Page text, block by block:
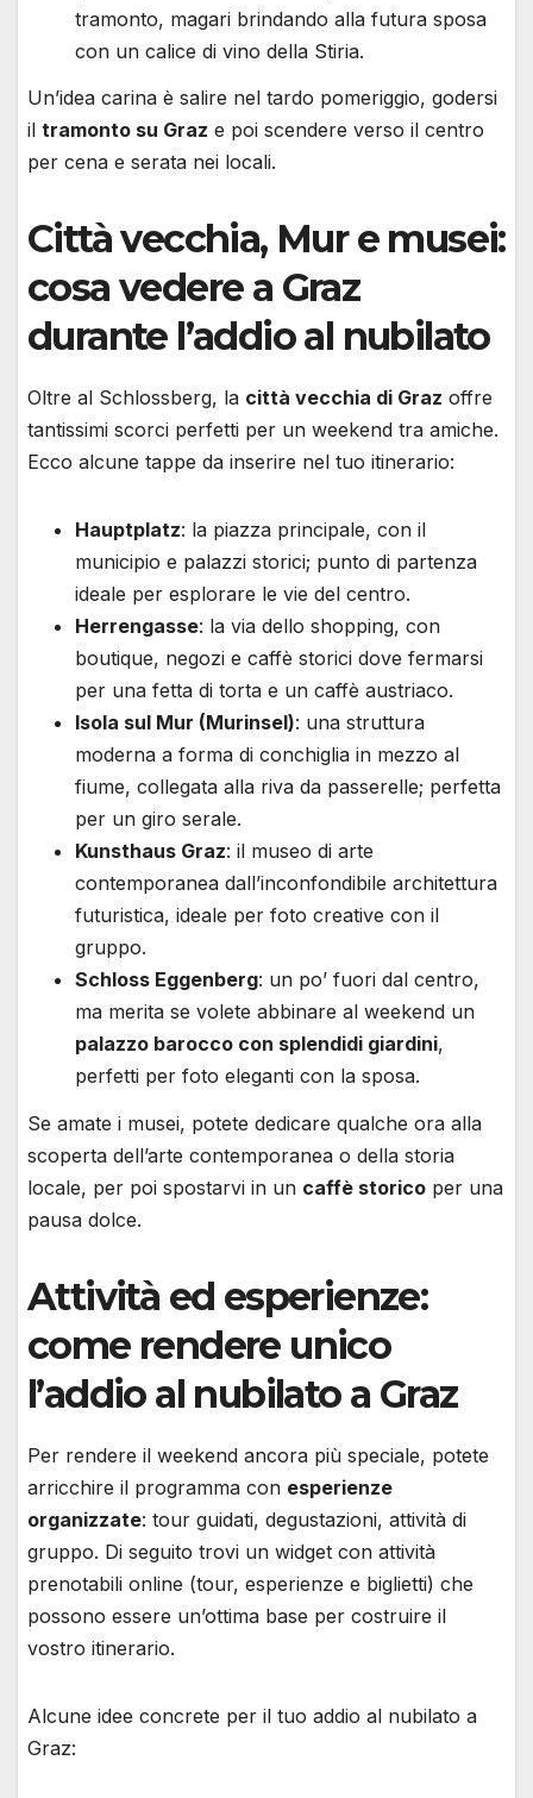
tramonto, magari brindando alla futura sposa
con un calice di vino della Stiria.
Un’idea carina è salire nel tardo pomeriggio, godersi
il tramonto su Graz e poi scendere verso il centro
per cena e serata nei locali.
Città vecchia, Mur e musei:
cosa vedere a Graz
durante l’addio al nubilato
Oltre al Schlossberg, la città vecchia di Graz offre
tantissimi scorci perfetti per un weekend tra amiche.
Ecco alcune tappe da inserire nel tuo itinerario:
Hauptplatz: la piazza principale, con il
municipio e palazzi storici; punto di partenza
ideale per esplorare le vie del centro.
Herrengasse: la via dello shopping, con
boutique, negozi e caffè storici dove fermarsi
per una fetta di torta e un caffè austriaco.
Isola sul Mur (Murinsel): una struttura
moderna a forma di conchiglia in mezzo al
fiume, collegata alla riva da passerelle; perfetta
per un giro serale.
Kunsthaus Graz: il museo di arte
contemporanea dall’inconfondibile architettura
futuristica, ideale per foto creative con il
gruppo.
Schloss Eggenberg: un po’ fuori dal centro,
ma merita se volete abbinare al weekend un
palazzo barocco con splendidi giardini,
perfetti per foto eleganti con la sposa.
Se amate i musei, potete dedicare qualche ora alla
scoperta dell’arte contemporanea o della storia
locale, per poi spostarvi in un caffè storico per una
pausa dolce.
Attività ed esperienze:
come rendere unico
l’addio al nubilato a Graz
Per rendere il weekend ancora più speciale, potete
arricchire il programma con esperienze
organizzate: tour guidati, degustazioni, attività di
gruppo. Di seguito trovi un widget con attività
prenotabili online (tour, esperienze e biglietti) che
possono essere un’ottima base per costruire il
vostro itinerario.
Alcune idee concrete per il tuo addio al nubilato a
Graz: